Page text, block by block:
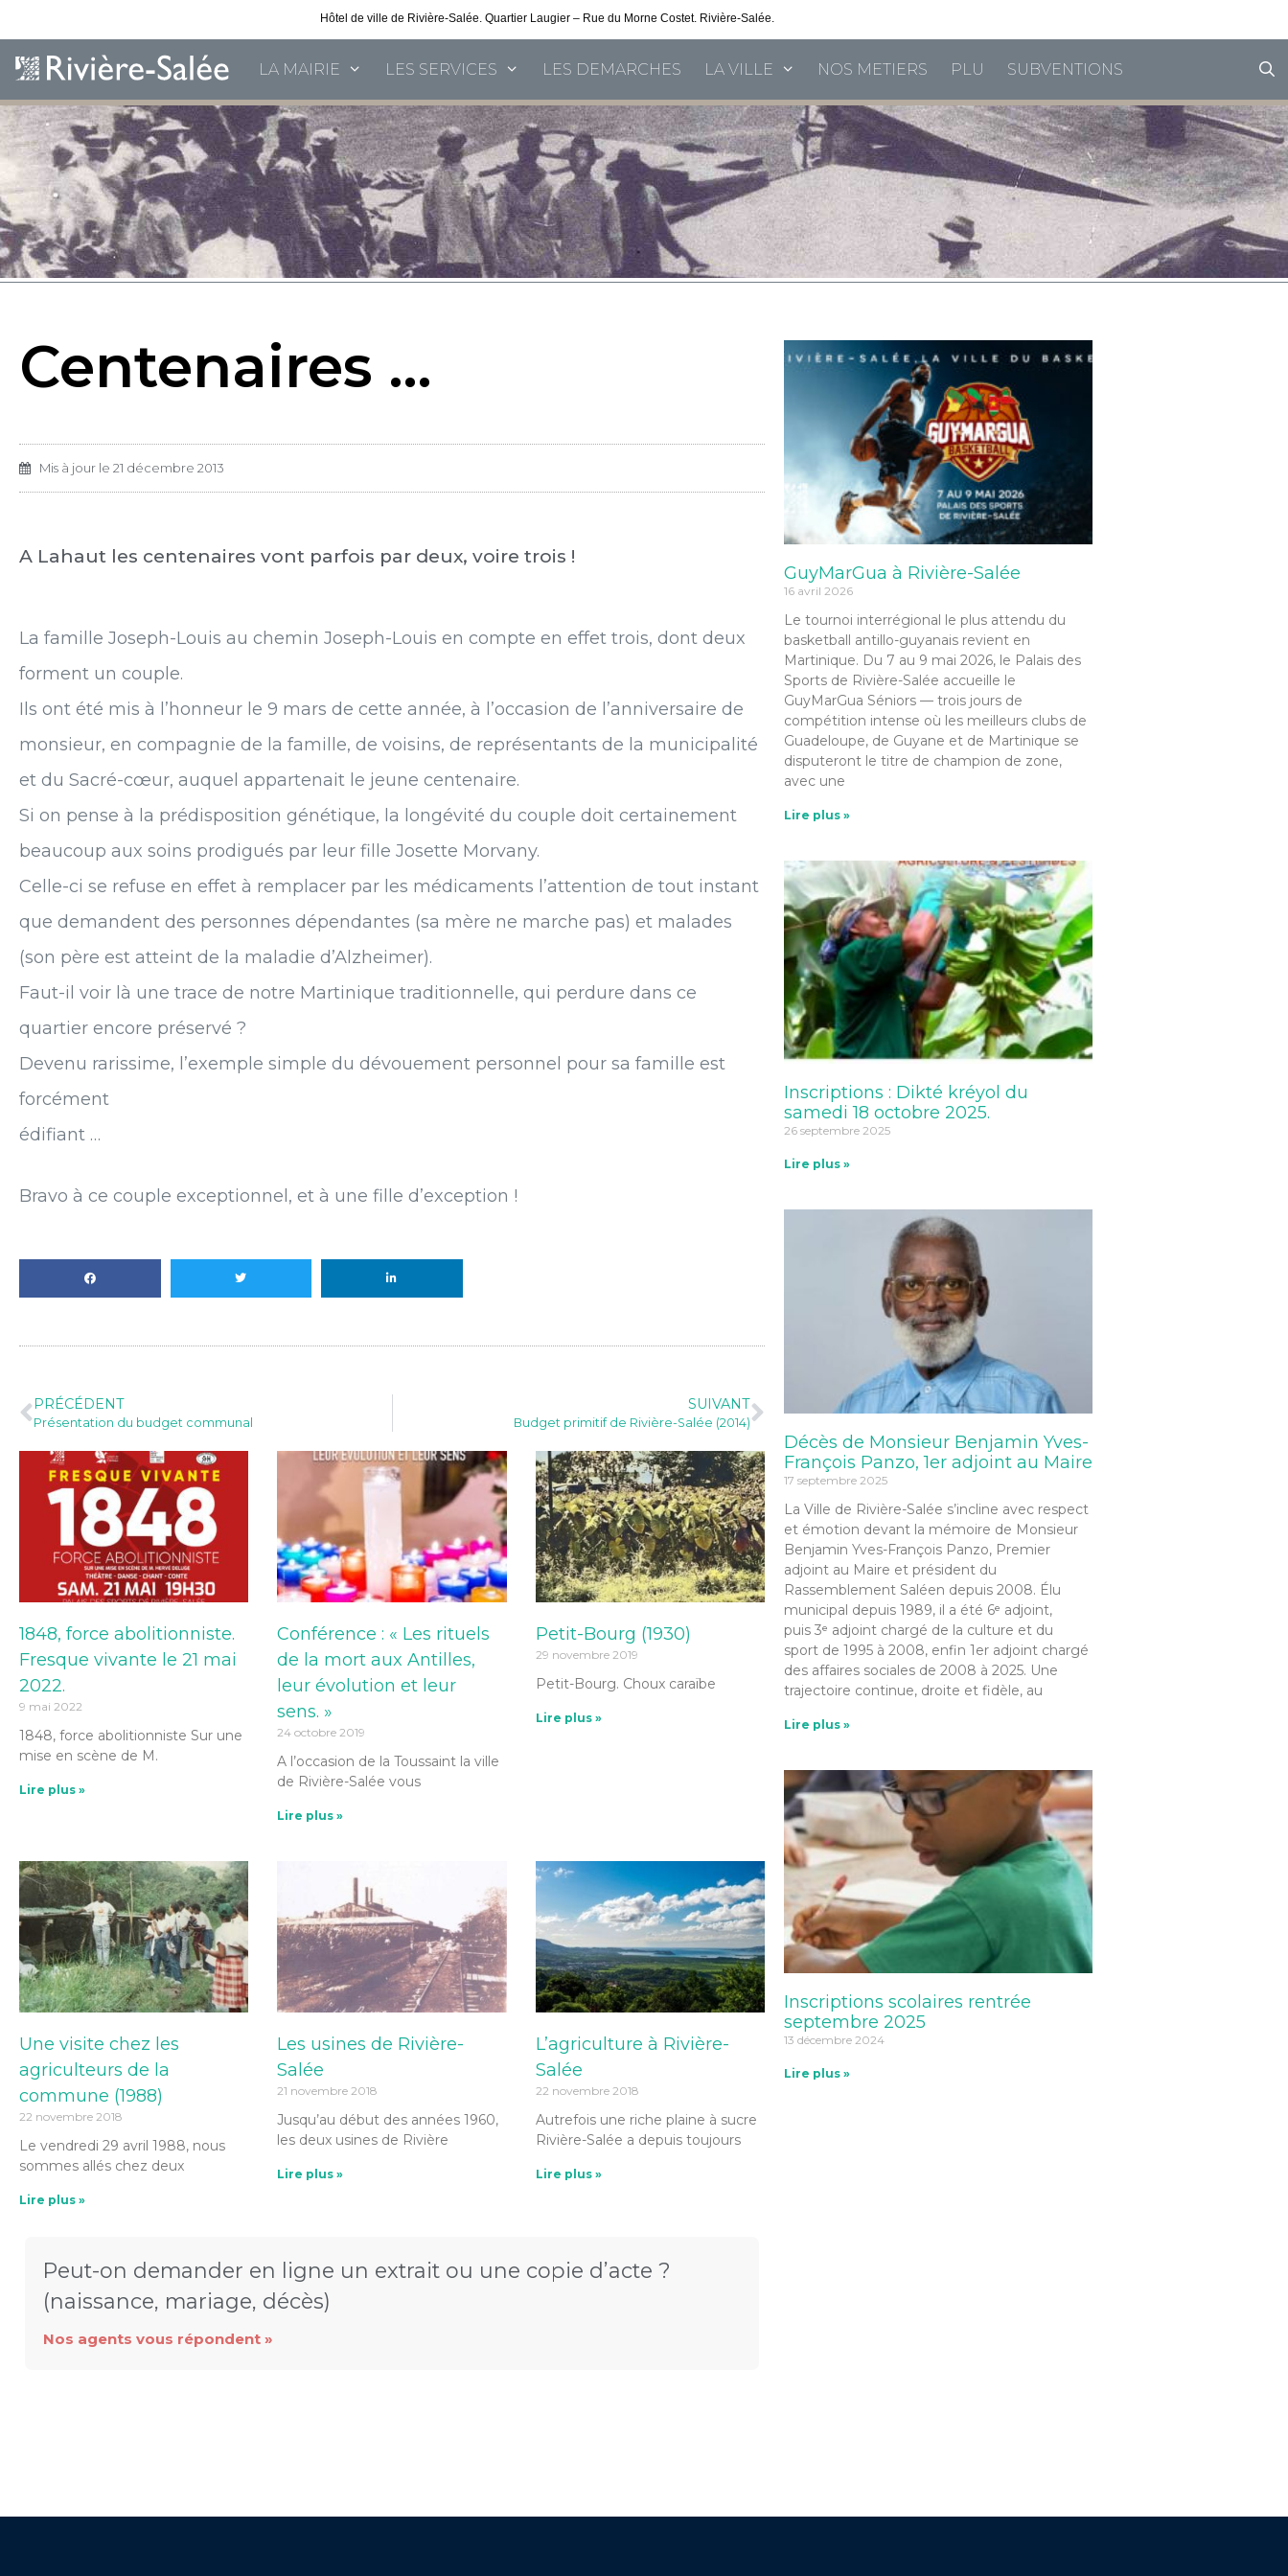
Hôtel de ville de Rivière-Salée. Quartier Laugier – Rue du Morne Costet. Rivière-Salée.
LA MAIRIE LES SERVICES LES DEMARCHES LA VILLE NOS METIERS PLU SUBVENTIONS
Centenaires …
Mis à jour le 21 décembre 2013
A Lahaut les centenaires vont parfois par deux, voire trois !
La famille Joseph-Louis au chemin Joseph-Louis en compte en effet trois, dont deux
forment un couple.
Ils ont été mis à l’honneur le 9 mars de cette année, à l’occasion de l’anniversaire de
monsieur, en compagnie de la famille, de voisins, de représentants de la municipalité
et du Sacré-cœur, auquel appartenait le jeune centenaire.
Si on pense à la prédisposition génétique, la longévité du couple doit certainement
beaucoup aux soins prodigués par leur fille Josette Morvany.
Celle-ci se refuse en effet à remplacer par les médicaments l’attention de tout instant
que demandent des personnes dépendantes (sa mère ne marche pas) et malades
(son père est atteint de la maladie d’Alzheimer).
Faut-il voir là une trace de notre Martinique traditionnelle, qui perdure dans ce
quartier encore préservé ?
Devenu rarissime, l’exemple simple du dévouement personnel pour sa famille est
forcément
édifiant …
Bravo à ce couple exceptionnel, et à une fille d’exception !
PRÉCÉDENT
Présentation du budget communal
SUIVANT
Budget primitif de Rivière-Salée (2014)
1848, force abolitionniste.
Fresque vivante le 21 mai
2022.
9 mai 2022
1848, force abolitionniste Sur une
mise en scène de M.
Lire plus »
Conférence : « Les rituels
de la mort aux Antilles,
leur évolution et leur
sens. »
24 octobre 2019
A l’occasion de la Toussaint la ville
de Rivière-Salée vous
Lire plus »
Petit-Bourg (1930)
29 novembre 2019
Petit-Bourg. Choux caraïbe
Lire plus »
Une visite chez les
agriculteurs de la
commune (1988)
22 novembre 2018
Le vendredi 29 avril 1988, nous
sommes allés chez deux
Lire plus »
Les usines de Rivière-
Salée
21 novembre 2018
Jusqu’au début des années 1960,
les deux usines de Rivière
Lire plus »
L’agriculture à Rivière-
Salée
22 novembre 2018
Autrefois une riche plaine à sucre
Rivière-Salée a depuis toujours
Lire plus »
Peut-on demander en ligne un extrait ou une copie d’acte ?
(naissance, mariage, décès)
Nos agents vous répondent »
GuyMarGua à Rivière-Salée
16 avril 2026
Le tournoi interrégional le plus attendu du
basketball antillo-guyanais revient en
Martinique. Du 7 au 9 mai 2026, le Palais des
Sports de Rivière-Salée accueille le
GuyMarGua Séniors — trois jours de
compétition intense où les meilleurs clubs de
Guadeloupe, de Guyane et de Martinique se
disputeront le titre de champion de zone,
avec une
Lire plus »
Inscriptions : Dikté kréyol du
samedi 18 octobre 2025.
26 septembre 2025
Lire plus »
Décès de Monsieur Benjamin Yves-
François Panzo, 1er adjoint au Maire
17 septembre 2025
La Ville de Rivière-Salée s’incline avec respect
et émotion devant la mémoire de Monsieur
Benjamin Yves-François Panzo, Premier
adjoint au Maire et président du
Rassemblement Saléen depuis 2008. Élu
municipal depuis 1989, il a été 6ᵉ adjoint,
puis 3ᵉ adjoint chargé de la culture et du
sport de 1995 à 2008, enfin 1er adjoint chargé
des affaires sociales de 2008 à 2025. Une
trajectoire continue, droite et fidèle, au
Lire plus »
Inscriptions scolaires rentrée
septembre 2025
13 décembre 2024
Lire plus »